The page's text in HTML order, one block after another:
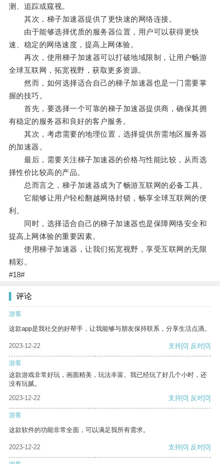
测、追踪或窥视。
其次，梯子加速器提供了更快速的网络连接。
由于能够选择优质的服务器位置，用户可以获得更快
速、稳定的网络速度，提高上网体验。
再次，使用梯子加速器可以打破地域限制，让用户畅游
全球互联网，拓宽视野，获取更多资源。
然而，如何选择适合自己的梯子加速器也是一门需要掌
握的技巧。
首先，要选择一个可靠的梯子加速器提供商，确保其拥
有稳定的服务器和良好的客户服务。
其次，考虑需要的地理位置，选择提供所需地区服务器
的加速器。
最后，需要关注梯子加速器的价格与性能比较，从而选
择性价比较高的产品。
总而言之，梯子加速器成为了畅游互联网的必备工具。
它能够让用户轻松翻越网络封锁，畅享全球互联网的便
利。
同时，选择适合自己的梯子加速器也是保障网络安全和
提高上网体验的重要因素。
使用梯子加速器，让我们拓宽视野，享受互联网的无限
精彩。
#18#
评论
游客
这款app是我社交的好帮手，让我能够与朋友保持联系，分享生活点滴。
2023-12-22 支持[0] 反对[0]
游客
这款游戏非常好玩，画面精美，玩法丰富。我已经玩了好几个小时，还
没有玩腻。
2023-12-22
支持[0] 反对[0]
游客
这款软件的功能非常全面，可以满足我所有需求。
2023-12-22 支持[0] 反对[0]